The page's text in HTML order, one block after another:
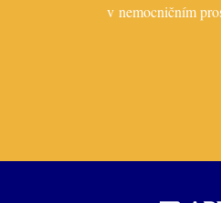
v nemocničním